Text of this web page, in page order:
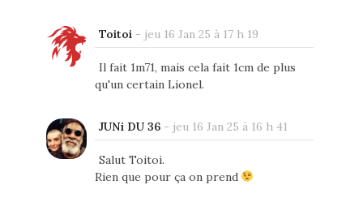
Toitoi - jeu 16 Jan 25 à 17 h 19
Il fait 1m71, mais cela fait 1cm de plus
qu'un certain Lionel.
JUNi DU 36- jeu 16 Jan 25 à 16 h 41
Salut Toitoi.
Rien que pour ça on prend